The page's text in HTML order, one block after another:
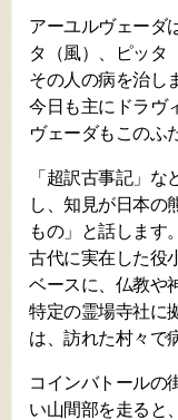
アーユルヴェーダ
タ（風）、ピッタ
その人の病を治し
今日も主にドラヴ
ヴェーダもこのふ
「超訳古事記」
し、知見が日本の
もの」と話します。
古代に実在した役
ベースに、仏教や
特定の霊場寺社に
は、訪れた村々で
コインバトールの
い山間部を走ると